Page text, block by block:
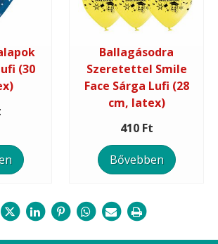
(30
Ballagásodra
Szeretettel Smile
Face Sárga Lufi (28
cm, latex)
410 Ft
Bővebben